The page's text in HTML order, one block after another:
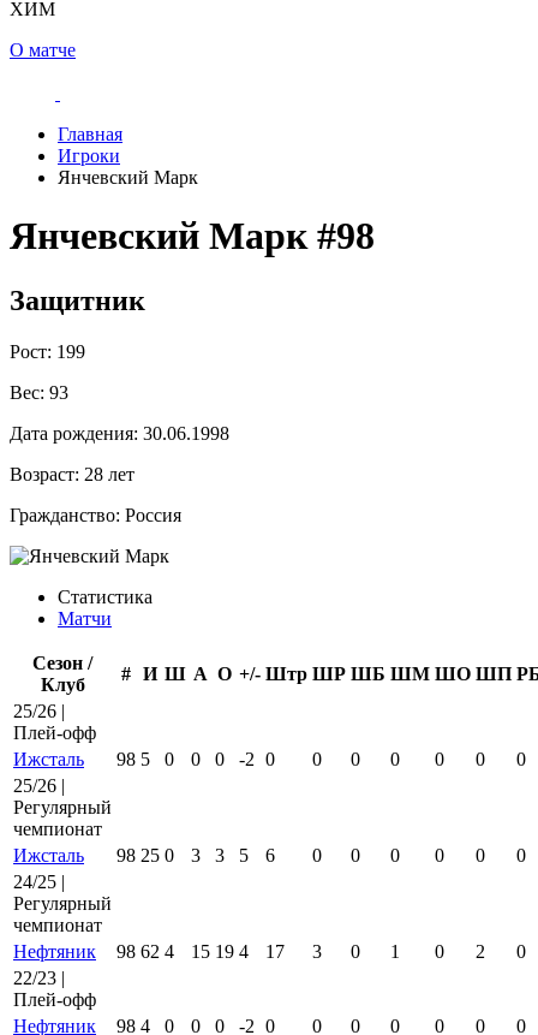
ХИМ
О матче
Главная
Игроки
Янчевский Марк
Янчевский Марк#98
Защитник
Рост: 199
Вес: 93
Дата рождения: 30.06.1998
Возраст: 28 лет
Гражданство: Россия
Статистика
Матчи
Сезон /
Клуб
# И Ш А О +/- Штр ШР ШБ ШМ ШО ШП
25/26 |
Плей-офф
Ижсталь
98 5 0 0 0 -2 0 0 0 0 0 0
0
25/26 |
Регулярный
чемпионат
Ижсталь
98 25 0 3 3 5 6 0 0 0 0 0
0
24/25 |
Регулярный
чемпионат
Нефтяник
98 62 4 15 19 4 17 3 0 1 0 2
0
22/23 |
Плей-офф
Нефтяник
98 4 0 0 0 -2 0 0 0 0 0 0 0